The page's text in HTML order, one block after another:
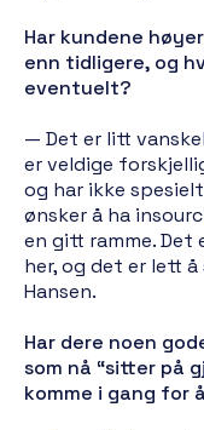
Har kundene
enn tidligere, og
eventuelt?
— Det er litt
er veldige
og har ikke
ønsker å ha
en gitt ramme.
her, og det er lett
Hansen.
Har dere noen
som nå “sitter på
komme i gang for